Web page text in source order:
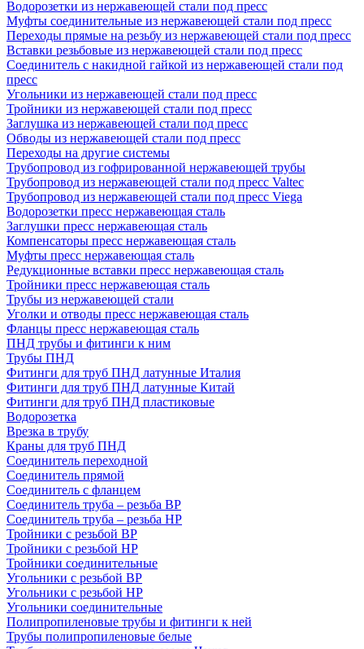
Водорозетки из нержавеющей стали под пресс
Муфты соединительные из нержавеющей стали под пресс
Переходы прямые на резьбу из нержавеющей стали под пресс
Вставки резьбовые из нержавеющей стали под пресс
Соединитель с накидной гайкой из нержавеющей стали под
пресс
Угольники из нержавеющей стали под пресс
Тройники из нержавеющей стали под пресс
Заглушка из нержавеющей стали под пресс
Обводы из нержавеющей стали под пресс
Переходы на другие системы
Трубопровод из гофрированной нержавеющей трубы
Трубопровод из нержавеющей стали под пресс Valtec
Трубопровод из нержавеющей стали под пресс Viega
Водорозетки пресс нержавеющая сталь
Заглушки пресс нержавеющая сталь
Компенсаторы пресс нержавеющая сталь
Муфты пресс нержавеющая сталь
Редукционные вставки пресс нержавеющая сталь
Тройники пресс нержавеющая сталь
Трубы из нержавеющей стали
Уголки и отводы пресс нержавеющая сталь
Фланцы пресс нержавеющая сталь
ПНД трубы и фитинги к ним
Трубы ПНД
Фитинги для труб ПНД латунные Италия
Фитинги для труб ПНД латунные Китай
Фитинги для труб ПНД пластиковые
Водорозетка
Врезка в трубу
Краны для труб ПНД
Соединитель переходной
Соединитель прямой
Соединитель с фланцем
Соединитель труба – резьба ВР
Соединитель труба – резьба НР
Тройники с резьбой ВР
Тройники с резьбой НР
Тройники соединительные
Угольники с резьбой ВР
Угольники с резьбой НР
Угольники соединительные
Полипропиленовые трубы и фитинги к ней
Трубы полипропиленовые белые